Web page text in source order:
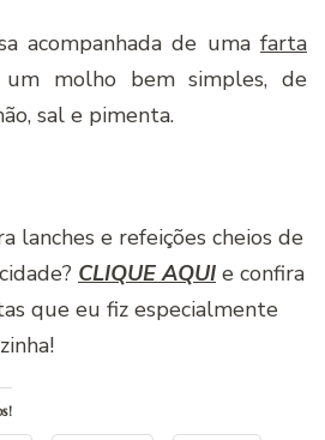
acompanhada de uma farta
molho bem simples, de
sal e pimenta.
lanches e refeições cheios de
CLIQUE AQUI e confira
que eu fiz especialmente